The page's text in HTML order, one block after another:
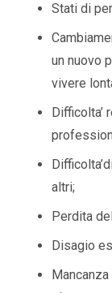
Stati di
un nuovo
vivere
Difficolta’
altri;
Perdita
Disagio